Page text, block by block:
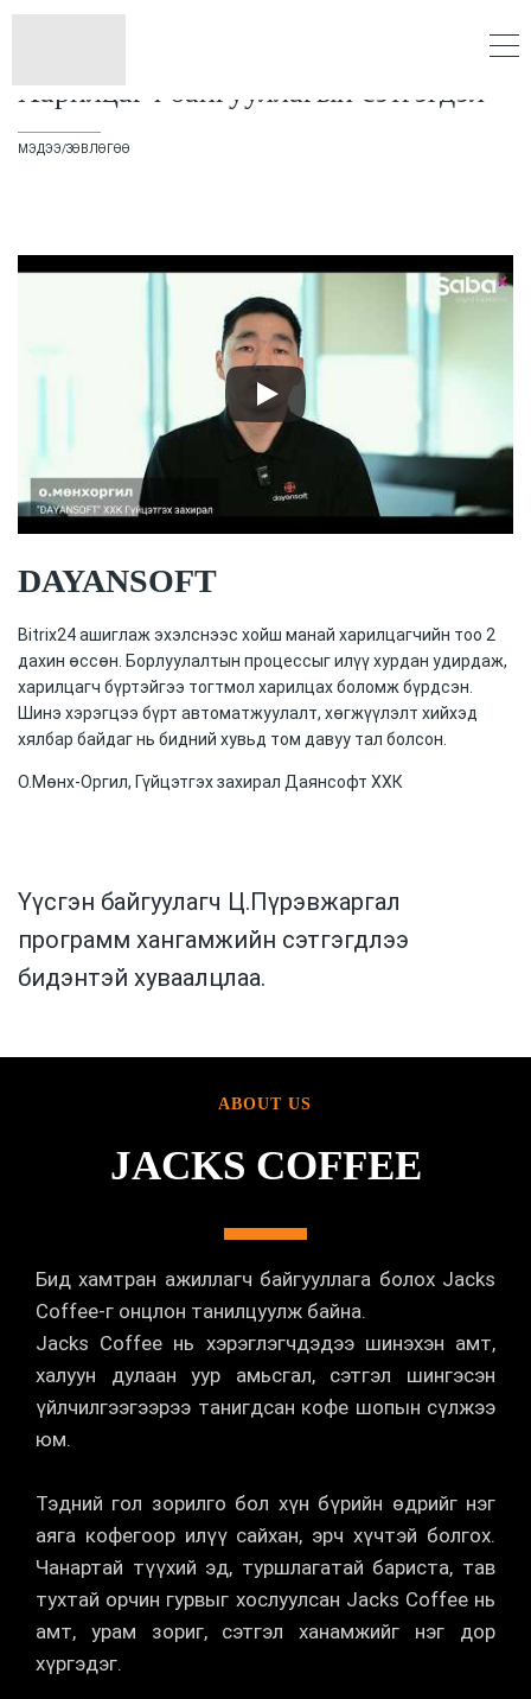
Харилцагч байгууллагын сэтгэгдэл
МЭДЭЭ/ЗӨВЛӨГӨӨ
DAYANSOFT
Bitrix24 ашиглаж эхэлснээс хойш манай харилцагчийн тоо 2
дахин өссөн. Борлуулалтын процессыг илүү хурдан удирдаж,
харилцагч бүртэйгээ тогтмол харилцах боломж бүрдсэн.
Шинэ хэрэгцээ бүрт автоматжуулалт, хөгжүүлэлт хийхэд
хялбар байдаг нь бидний хувьд том давуу тал болсон.
О.Мөнх-Оргил, Гүйцэтгэх захирал Даянсофт ХХК
Үүсгэн байгуулагч Ц.Пүрэвжаргал
программ хангамжийн сэтгэгдлээ
бидэнтэй хуваалцлаа.
ABOUT US
JACKS COFFEE
Бид хамтран ажиллагч байгууллага болох Jacks
Coffee-г онцлон танилцуулж байна.
Jacks Coffee нь хэрэглэгчдэдээ шинэхэн амт,
халуун дулаан уур амьсгал, сэтгэл шингэсэн
үйлчилгээгээрээ танигдсан кофе шопын сүлжээ
юм.
Тэдний гол зорилго бол хүн бүрийн өдрийг нэг
аяга кофегоор илүү сайхан, эрч хүчтэй болгох.
Чанартай түүхий эд, туршлагатай бариста, тав
тухтай орчин гурвыг хослуулсан Jacks Coffee нь
амт, урам зориг, сэтгэл ханамжийг нэг дор
хүргэдэг.